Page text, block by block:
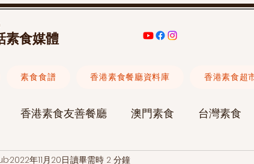
素食媒體
香港素食友善餐廳 澳門素食 台灣素食
2022年11月20日讀畢需時 2 分鐘
素食食譜 香港素食餐廳資料庫 香港素食超